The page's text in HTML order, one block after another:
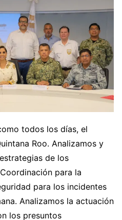
todos los días, el
Roo. Analizamos y
de los
para la
para los incidentes
Analizamos la actuación
los presuntos